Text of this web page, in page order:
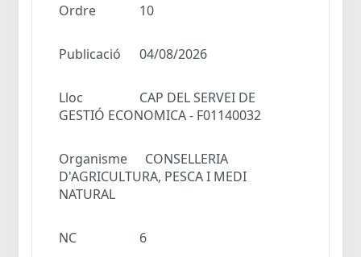
Ordre 10
Publicació 04/08/2026
Lloc
CAP DEL SERVEI DE
GESTIÓ ECONOMICA - F01140032
Organisme
CONSELLERIA
D'AGRICULTURA, PESCA I MEDI
NATURAL
NC 6